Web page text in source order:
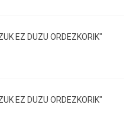
EZ DUZU ORDEZKORIK"
EZ DUZU ORDEZKORIK"